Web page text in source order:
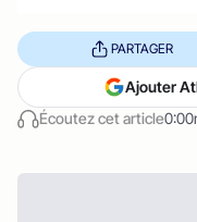
Écoutez cet article
PARTAGER
Ajouter